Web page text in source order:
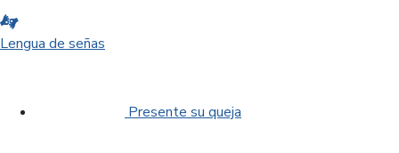
Lengua de señas
Presente su queja